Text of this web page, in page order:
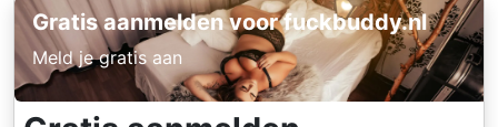
Gratis aanmelden voor fuckbuddy.nl
Meld je gratis aan